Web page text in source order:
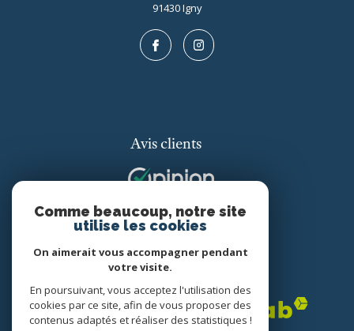
91430 igny
Avis clients
Adhérents
Comme beaucoup, notre site
utilise les cookies
On aimerait vous accompagner pendant
votre visite.
En poursuivant, vous acceptez l'utilisation des
cookies par ce site, afin de vous proposer des
contenus adaptés et réaliser des statistiques !